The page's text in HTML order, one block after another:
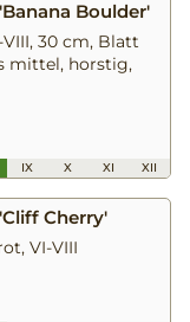
Boulder'
30 cm, Blatt
mittel, horstig,
IX X XI XII
Cherry'
VI-VIII